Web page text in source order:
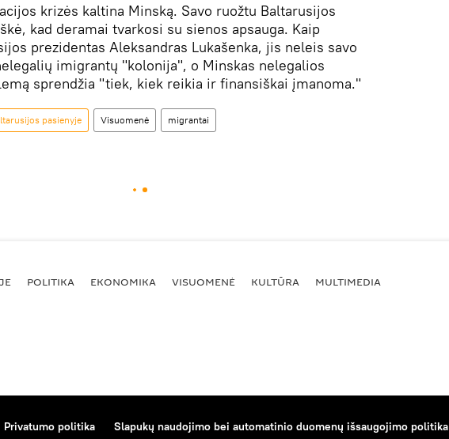
krizės kaltina Minską. Savo ruožtu Baltarusijos
kad deramai tvarkosi su sienos apsauga. Kaip
prezidentas Aleksandras Lukašenka, jis neleis savo
imigrantų "kolonija", o Minskas nelegalios
sprendžia "tiek, kiek reikia ir finansiškai įmanoma."
pasienyje Visuomenė migrantai
POLITIKA EKONOMIKA VISUOMENĖ KULTŪRA MULTIMEDIA
Privatumo politika Slapukų naudojimo bei automatinio duomenų išsaugojimo politika